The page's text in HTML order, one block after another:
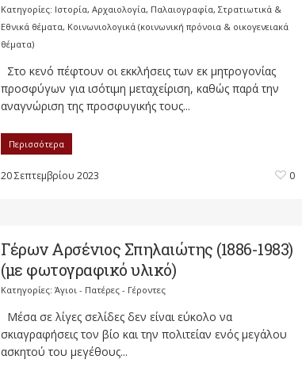
Κατηγορίες: Ιστορία, Αρχαιολογία, Παλαιογραφία, Στρατιωτικά &
Εθνικά θέματα, Κοινωνιολογικά (κοινωνική πρόνοια & οικογενειακά
θέματα)
Στο κενό πέφτουν οι εκκλήσεις των εκ μητρογονίας
προσφύγων για ισότιμη μεταχείριση, καθώς παρά την
αναγνώριση της προσφυγικής τους...
Περισσότερα
20 Σεπτεμβρίου 2023 0
Γέρων Αρσένιος Σπηλαιώτης (1886-1983)
(με φωτογραφικό υλικό)
Κατηγορίες: Άγιοι - Πατέρες - Γέροντες
Μέσα σε λίγες σελίδες δεν είναι εύκολο να
σκιαγραφήσεις τον βίο και την πολιτείαν ενός μεγάλου
ασκητού του μεγέθους...